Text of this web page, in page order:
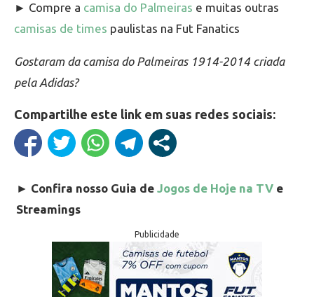
► Compre a camisa do Palmeiras e muitas outras
camisas de times paulistas na Fut Fanatics
Gostaram da camisa do Palmeiras 1914-2014 criada
pela Adidas?
Compartilhe este link em suas redes sociais:
► Confira nosso Guia de Jogos de Hoje na TV e
Streamings
Publicidade